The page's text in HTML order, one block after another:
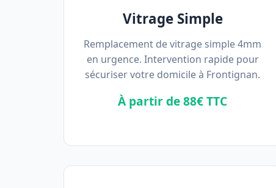
Vitrage Simple
Remplacement de vitrage simple 4mm
en urgence. Intervention rapide pour
sécuriser votre domicile à Frontignan.
À partir de 88€ TTC